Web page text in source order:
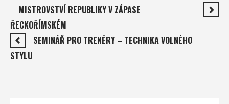
MISTROVSTVÍ REPUBLIKY V ZÁPASE
ŘECKOŘÍMSKÉM
SEMINÁŘ PRO TRENÉRY – TECHNIKA VOLNÉHO
STYLU